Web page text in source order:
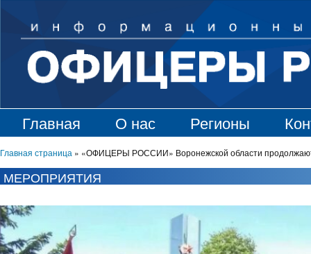
Главная О нас Регионы
Главная страница » «ОФИЦЕРЫ РОССИИ» Воронежской области продолжают
МЕРОПРИЯТИЯ